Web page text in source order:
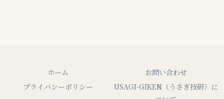
ホーム
お問い合わせ
プライバシーポリシー
USAGI-GIKEN（うさぎ技研）に